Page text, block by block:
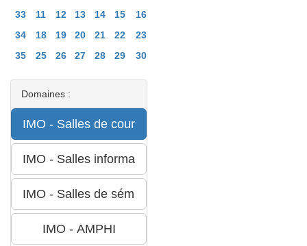
33
11 12 13 14 15
16
34
18 19 20 21 22
23
35
25 26 27 28 29 30
Domaines :